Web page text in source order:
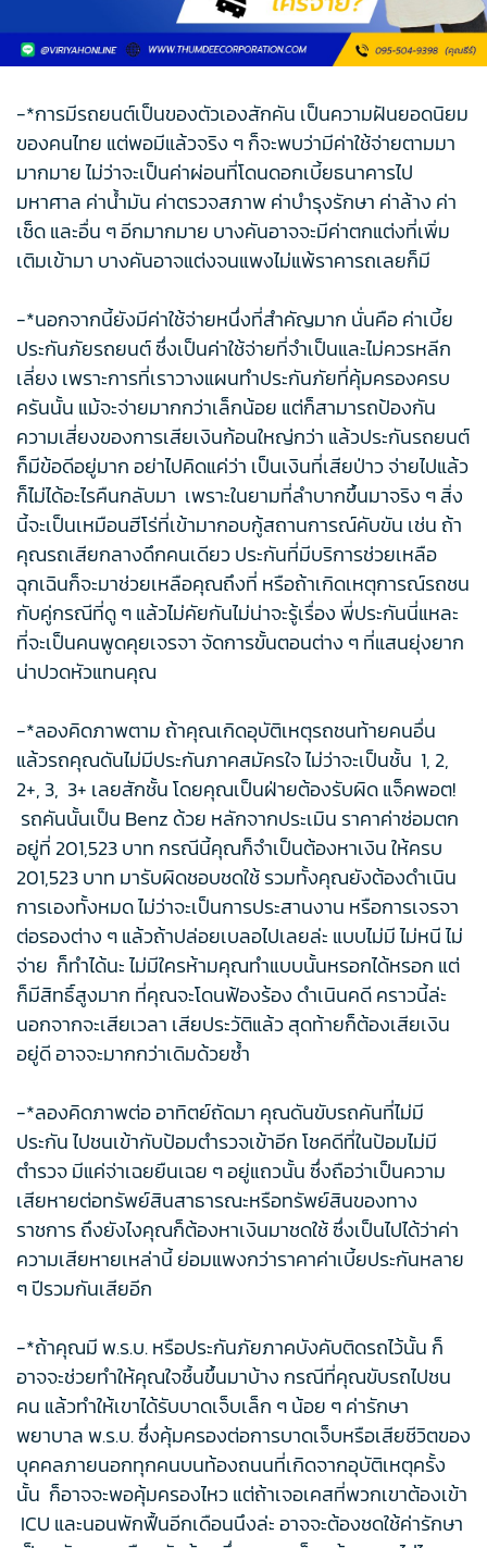
-*การมีรถยนต์เป็นของตัวเองสักคัน เป็นความฝันยอดนิยม
ของคนไทย แต่พอมีแล้วจริง ๆ ก็จะพบว่ามีค่าใช้จ่ายตามมา
มากมาย ไม่ว่าจะเป็นค่าผ่อนที่โดนดอกเบี้ยธนาคารไป
มหาศาล ค่าน้ำมัน ค่าตรวจสภาพ ค่าบำรุงรักษา ค่าล้าง ค่า
เช็ด และอื่น ๆ อีกมากมาย บางคันอาจจะมีค่าตกแต่งที่เพิ่ม
เติมเข้ามา บางคันอาจแต่งจนแพงไม่แพ้ราคารถเลยก็มี
-*นอกจากนี้ยังมีค่าใช้จ่ายหนึ่งที่สำคัญมาก นั่นคือ ค่าเบี้ย
ประกันภัยรถยนต์ ซึ่งเป็นค่าใช้จ่ายที่จำเป็นและไม่ควรหลีก
เลี่ยง เพราะการที่เราวางแผนทำประกันภัยที่คุ้มครองครบ
ครันนั้น แม้จะจ่ายมากกว่าเล็กน้อย แต่ก็สามารถป้องกัน
ความเสี่ยงของการเสียเงินก้อนใหญ่กว่า แล้วประกันรถยนต์
ก็มีข้อดีอยู่มาก อย่าไปคิดแค่ว่า เป็นเงินที่เสียป่าว จ่ายไปแล้ว
ก็ไม่ได้อะไรคืนกลับมา เพราะในยามที่ลำบากขึ้นมาจริง ๆ สิ่ง
นี้จะเป็นเหมือนฮีโร่ที่เข้ามากอบกู้สถานการณ์คับขัน เช่น ถ้า
คุณรถเสียกลางดึกคนเดียว ประกันที่มีบริการช่วยเหลือ
ฉุกเฉินก็จะมาช่วยเหลือคุณถึงที่ หรือถ้าเกิดเหตุการณ์รถชน
กับคู่กรณีที่ดู ๆ แล้วไม่คัยกันไม่น่าจะรู้เรื่อง พี่ประกันนี่แหละ
ที่จะเป็นคนพูดคุยเจรจา จัดการขั้นตอนต่าง ๆ ที่แสนยุ่งยาก
น่าปวดหัวแทนคุณ
-*ลองคิดภาพตาม ถ้าคุณเกิดอุบัติเหตุรถชนท้ายคนอื่น
แล้วรถคุณดันไม่มีประกันภาคสมัครใจ ไม่ว่าจะเป็นชั้น 1, 2,
2+, 3, 3+ เลยสักชั้น โดยคุณเป็นฝ่ายต้องรับผิด แจ็คพอต!
รถคันนั้นเป็น Benz ด้วย หลักจากประเมิน ราคาค่าซ่อมตก
อยู่ที่ 201,523 บาท กรณีนี้คุณก็จำเป็นต้องหาเงิน ให้ครบ
201,523 บาท มารับผิดชอบชดใช้ รวมทั้งคุณยังต้องดำเนิน
การเองทั้งหมด ไม่ว่าจะเป็นการประสานงาน หรือการเจรจา
ต่อรองต่าง ๆ แล้วถ้าปล่อยเบลอไปเลยล่ะ แบบไม่มี ไม่หนี ไม่
จ่าย ก็ทำได้นะ ไม่มีใครห้ามคุณทำแบบนั้นหรอกได้หรอก แต่
ก็มีสิทธิ์สูงมาก ที่คุณจะโดนฟ้องร้อง ดำเนินคดี คราวนี้ล่ะ
นอกจากจะเสียเวลา เสียประวัติแล้ว สุดท้ายก็ต้องเสียเงิน
อยู่ดี อาจจะมากกว่าเดิมด้วยซ้ำ
-*ลองคิดภาพต่อ อาทิตย์ถัดมา คุณดันขับรถคันที่ไม่มี
ประกัน ไปชนเข้ากับป้อมตำรวจเข้าอีก โชคดีที่ในป้อมไม่มี
ตำรวจ มีแค่จ่าเฉยยืนเฉย ๆ อยู่แถวนั้น ซึ่งถือว่าเป็นความ
เสียหายต่อทรัพย์สินสาธารณะหรือทรัพย์สินของทาง
ราชการ ถึงยังไงคุณก็ต้องหาเงินมาชดใช้ ซึ่งเป็นไปได้ว่าค่า
ความเสียหายเหล่านี้ ย่อมแพงกว่าราคาค่าเบี้ยประกันหลาย
ๆ ปีรวมกันเสียอีก
-*ถ้าคุณมี พ.ร.บ. หรือประกันภัยภาคบังคับติดรถไว้นั้น ก็
อาจจะช่วยทำให้คุณใจชื้นขึ้นมาบ้าง กรณีที่คุณขับรถไปชน
คน แล้วทำให้เขาได้รับบาดเจ็บเล็ก ๆ น้อย ๆ ค่ารักษา
พยาบาล พ.ร.บ. ซึ่งคุ้มครองต่อการบาดเจ็บหรือเสียชีวิตของ
บุคคลภายนอกทุกคนบนท้องถนนที่เกิดจากอุบัติเหตุครั้ง
นั้น ก็อาจจะพอคุ้มครองไหว แต่ถ้าเจอเคสที่พวกเขาต้องเข้า
ICU และนอนพักฟื้นอีกเดือนนึงล่ะ อาจจะต้องชดใช้ค่ารักษา